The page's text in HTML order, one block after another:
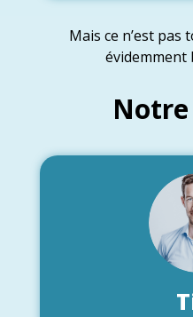
Mais ce n’est
évidemment